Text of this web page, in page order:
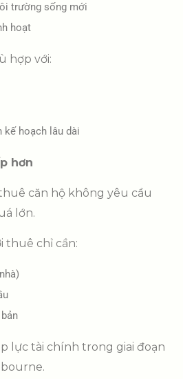
trường sống mới
hoạt
hợp với:
kế hoạch lâu dài
hơn
căn hộ không yêu cầu
lớn.
thuê chỉ cần:
lực tài chính trong giai đoạn